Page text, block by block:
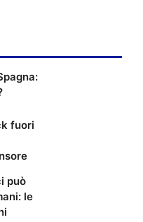
fuori
può
le